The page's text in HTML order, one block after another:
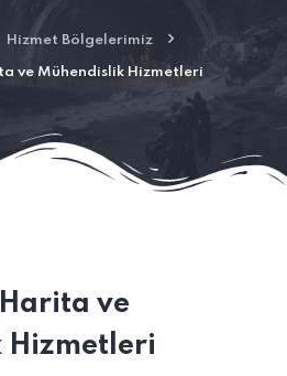
Hizmet Bölgelerimiz
ve Mühendislik Hizmetleri
ve
Hizmetleri